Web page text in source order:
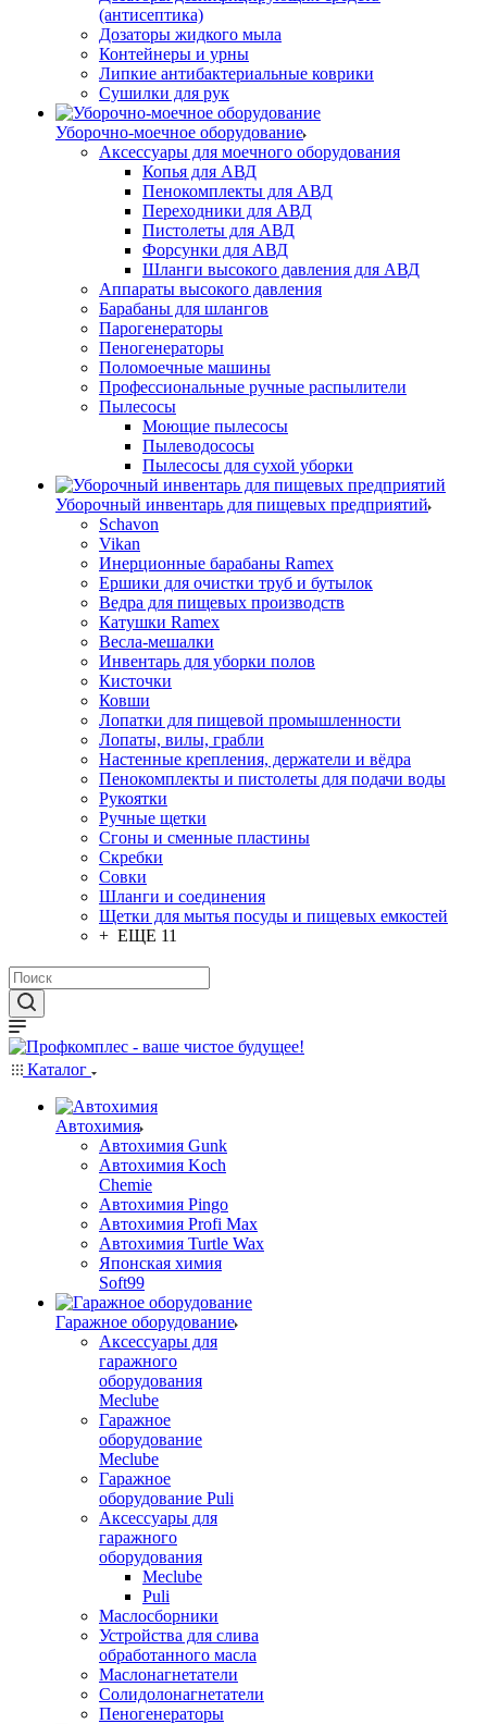
(антисептика)
Дозаторы жидкого мыла
Контейнеры и урны
Липкие антибактериальные коврики
Сушилки для рук
Уборочно-моечное оборудование
Аксессуары для моечного оборудования
Копья для АВД
Пенокомплекты для АВД
Переходники для АВД
Пистолеты для АВД
Форсунки для АВД
Шланги высокого давления для АВД
Аппараты высокого давления
Барабаны для шлангов
Парогенераторы
Пеногенераторы
Поломоечные машины
Профессиональные ручные распылители
Пылесосы
Моющие пылесосы
Пылеводососы
Пылесосы для сухой уборки
Уборочный инвентарь для пищевых предприятий
Schavon
Vikan
Инерционные барабаны Ramex
Ершики для очистки труб и бутылок
Ведра для пищевых производств
Катушки Ramex
Весла-мешалки
Инвентарь для уборки полов
Кисточки
Ковши
Лопатки для пищевой промышленности
Лопаты, вилы, грабли
Настенные крепления, держатели и вёдра
Пенокомплекты и пистолеты для подачи воды
Рукоятки
Ручные щетки
Сгоны и сменные пластины
Скребки
Совки
Шланги и соединения
Щетки для мытья посуды и пищевых емкостей
+ ЕЩЕ 11
Каталог
Автохимия
Автохимия Gunk
Автохимия Koch
Chemie
Автохимия Pingo
Автохимия Profi Max
Автохимия Turtle Wax
Японская химия
Soft99
Гаражное оборудование
Аксессуары для
гаражного
оборудования
Meclube
Гаражное
оборудование
Meclube
Гаражное
оборудование Puli
Аксессуары для
гаражного
оборудования
Meclube
Puli
Маслосборники
Устройства для слива
обработанного масла
Маслонагнетатели
Солидолонагнетатели
Пеногенераторы